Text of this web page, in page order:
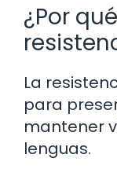
¿Por
La
para
mantener
lenguas.